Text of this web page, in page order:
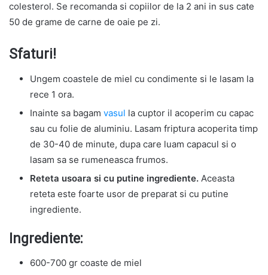
colesterol. Se recomanda si copiilor de la 2 ani in sus cate
50 de grame de carne de oaie pe zi.
Sfaturi!
Ungem coastele de miel cu condimente si le lasam la
rece 1 ora.
Inainte sa bagam vasul la cuptor il acoperim cu capac
sau cu folie de aluminiu. Lasam friptura acoperita timp
de 30-40 de minute, dupa care luam capacul si o
lasam sa se rumeneasca frumos.
Reteta usoara si cu putine ingrediente. Aceasta
reteta este foarte usor de preparat si cu putine
ingrediente.
Ingrediente:
600-700 gr coaste de miel